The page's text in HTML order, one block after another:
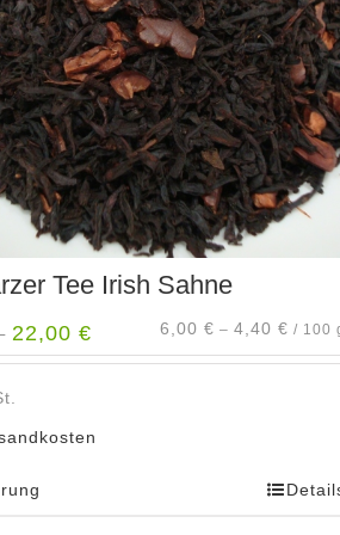
Tee Irish Sahne
22,00 € 6,00 € – 4,40 € / 100